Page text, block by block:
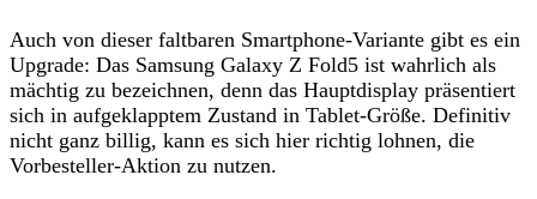
Auch von dieser faltbaren Smartphone-Variante gibt es ein
Upgrade: Das Samsung Galaxy Z Fold5 ist wahrlich als
mächtig zu bezeichnen, denn das Hauptdisplay präsentiert
sich in aufgeklapptem Zustand in Tablet-Größe. Definitiv
nicht ganz billig, kann es sich hier richtig lohnen, die
Vorbesteller-Aktion zu nutzen.